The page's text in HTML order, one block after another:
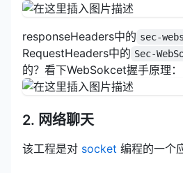
responseHeaders中的 sec-
RequestHeaders中的 Sec-
的？看下WebSokcet握手原理：
2. 网络聊天
该工程是对 socket 编程的一个